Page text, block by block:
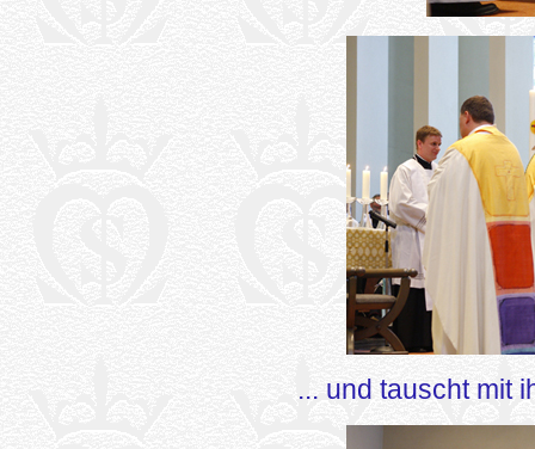
... und tauscht mit